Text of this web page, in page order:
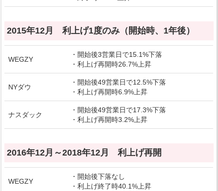
2015年12月 利上げ1度のみ（開始時、1年後）
WEGZY
・開始後3営業日で15.1%下落
・利上げ再開時26.7%上昇
NYダウ
・開始後49営業日で12.5%下落
・利上げ再開時6.9%上昇
ナスダック
・開始後49営業日で17.3%下落
・利上げ再開時3.2%上昇
2016年12月～2018年12月 利上げ再開
WEGZY
・開始後下落なし
・利上げ終了時40.1%上昇